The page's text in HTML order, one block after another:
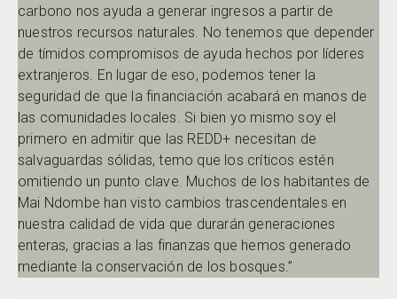
carbono nos ayuda a generar ingresos a partir de
nuestros recursos naturales. No tenemos que depender
de tímidos compromisos de ayuda hechos por líderes
extranjeros. En lugar de eso, podemos tener la
seguridad de que la financiación acabará en manos de
las comunidades locales. Si bien yo mismo soy el
primero en admitir que las REDD+ necesitan de
salvaguardas sólidas, temo que los críticos estén
omitiendo un punto clave. Muchos de los habitantes de
Mai Ndombe han visto cambios trascendentales en
nuestra calidad de vida que durarán generaciones
enteras, gracias a las finanzas que hemos generado
mediante la conservación de los bosques.”